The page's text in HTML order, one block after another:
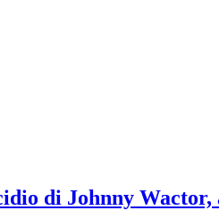
di Johnny